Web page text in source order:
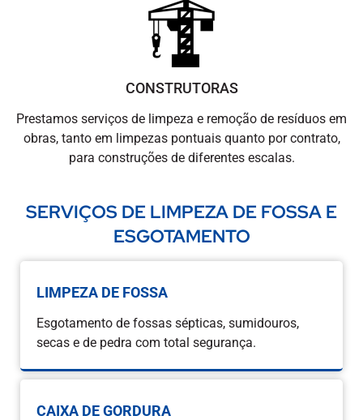
CONSTRUTORAS
Prestamos serviços de limpeza e remoção de resíduos em
obras, tanto em limpezas pontuais quanto por contrato,
para construções de diferentes escalas.
SERVIÇOS DE LIMPEZA DE FOSSA E
ESGOTAMENTO
LIMPEZA DE FOSSA
Esgotamento de fossas sépticas, sumidouros,
secas e de pedra com total segurança.
CAIXA DE GORDURA